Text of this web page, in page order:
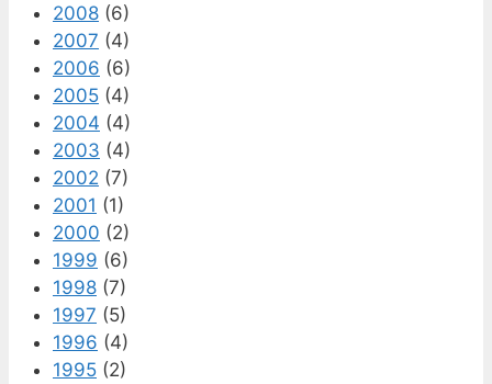
2008 (6)
2007 (4)
2006 (6)
2005 (4)
2004 (4)
2003 (4)
2002 (7)
2001 (1)
2000 (2)
1999 (6)
1998 (7)
1997 (5)
1996 (4)
1995 (2)